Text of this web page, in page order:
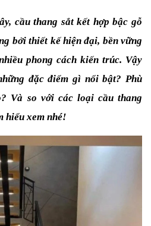
cầu thang sắt kết hợp bậc gỗ
bởi thiết kế hiện đại, bền vững
phong cách kiến trúc. Vậy
đặc điểm gì nổi bật? Phù
Và so với các loại cầu thang
hiểu xem nhé!